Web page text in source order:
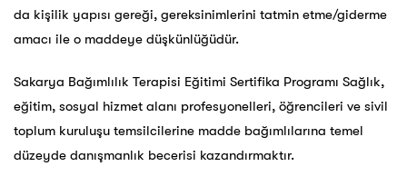
da kişilik yapısı gereği, gereksinimlerini tatmin etme/giderme
amacı ile o maddeye düşkünlüğüdür.
Sakarya Bağımlılık Terapisi Eğitimi Sertifika Programı Sağlık,
eğitim, sosyal hizmet alanı profesyonelleri, öğrencileri ve sivil
toplum kuruluşu temsilcilerine madde bağımlılarına temel
düzeyde danışmanlık becerisi kazandırmaktır.